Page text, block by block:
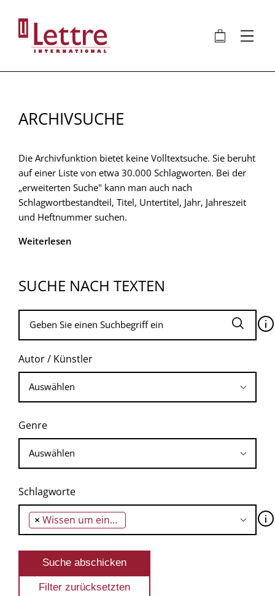
Inhalt
🛍 ⋮
ARCHIVSUCHE
Die Archivfunktion bietet keine Volltextsuche. Sie beruht
auf einer Liste von etwa 30.000 Schlagworten. Bei der
„erweiterten Suche" kann man auch nach
Schlagwortbestandteil, Titel, Untertitel, Jahr, Jahreszeit
und Heftnummer suchen.
Weiterlesen
SUCHE NACH TEXTEN
🛈
Autor / Künstler
Genre
Schlagworte
× Wissen um eine andere Lebensweise 🛈